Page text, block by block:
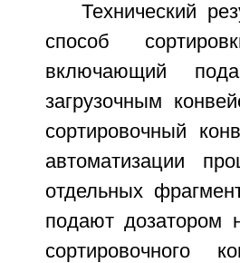
Технический
способ
включающий
загрузочным
сортировочный
автоматизации
отдельных
подают дозатором
сортировочного